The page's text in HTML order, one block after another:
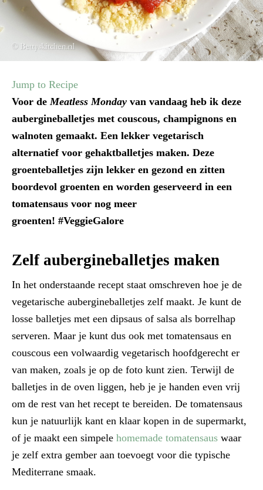
Jump to Recipe
Voor de Meatless Monday van vandaag heb ik deze
aubergineballetjes met couscous, champignons en
walnoten gemaakt. Een lekker vegetarisch
alternatief voor gehaktballetjes maken. Deze
groenteballetjes zijn lekker en gezond en zitten
boordevol groenten en worden geserveerd in een
tomatensaus voor nog meer
groenten! #VeggieGalore
Zelf aubergineballetjes maken
In het onderstaande recept staat omschreven hoe je de
vegetarische aubergineballetjes zelf maakt. Je kunt de
losse balletjes met een dipsaus of salsa als borrelhap
serveren. Maar je kunt dus ook met tomatensaus en
couscous een volwaardig vegetarisch hoofdgerecht er
van maken, zoals je op de foto kunt zien. Terwijl de
balletjes in de oven liggen, heb je je handen even vrij
om de rest van het recept te bereiden. De tomatensaus
kun je natuurlijk kant en klaar kopen in de supermarkt,
of je maakt een simpele homemade tomatensaus waar
je zelf extra gember aan toevoegt voor die typische
Mediterrane smaak.